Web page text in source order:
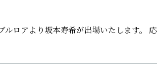
ロアより坂本寿希が出場いたします。